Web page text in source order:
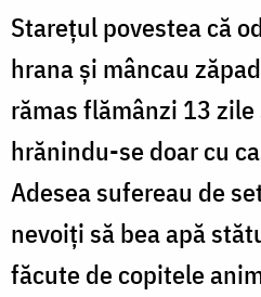
Starețul povestea că
hrana și mâncau
rămas flămânzi 13
hrănindu-se doar cu
Adesea sufereau de
nevoiți să bea apă
făcute de copitele